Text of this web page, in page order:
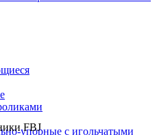
упорные с игольчатыми
FBJ